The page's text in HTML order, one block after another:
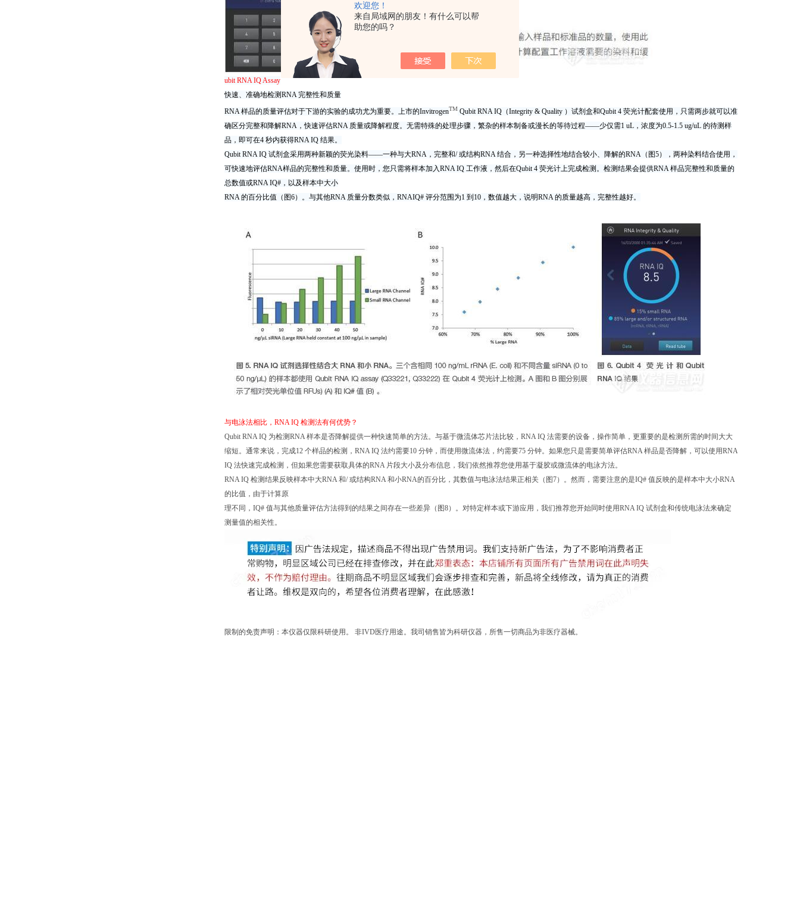
欢迎您！
来自局域网的朋友！有什么可以帮
助您的吗？
ubit RNA IQ Assay
快速、准确地检测RNA 完整性和质量
RNA 样品的质量评估对于下游的实验的成功尤为重要。上市的InvitrogenTM Qubit RNA IQ（Integrity & Quality ）试剂盒和Qubit 4 荧光计配套使用，只需两步就可以准
确区分完整和降解RNA，快速评估RNA 质量或降解程度。无需特殊的处理步骤，繁杂的样本制备或漫长的等待过程——少仅需1 uL，浓度为0.5-1.5 ug/uL 的待测样
品，即可在4 秒内获得RNA IQ 结果。
Qubit RNA IQ 试剂盒采用两种新颖的荧光染料——一种与大RNA，完整和/ 或结构RNA 结合，另一种选择性地结合较小、降解的RNA（图5），两种染料结合使用，
可快速地评估RNA样品的完整性和质量。使用时，您只需将样本加入RNA IQ 工作液，然后在Qubit 4 荧光计上完成检测。检测结果会提供RNA 样品完整性和质量的
总数值或RNA IQ#，以及样本中大小
RNA 的百分比值（图6）。与其他RNA 质量分数类似，RNAIQ# 评分范围为1 到10，数值越大，说明RNA 的质量越高，完整性越好。
与电泳法相比，RNA IQ 检测法有何优势？
Qubit RNA IQ 为检测RNA 样本是否降解提供一种快速简单的方法。与基于微流体芯片法比较，RNA IQ 法需要的设备，操作简单，更重要的是检测所需的时间大大
缩短。通常来说，完成12 个样品的检测，RNA IQ 法约需要10 分钟，而使用微流体法，约需要75 分钟。如果您只是需要简单评估RNA 样品是否降解，可以使用RNA
IQ 法快速完成检测，但如果您需要获取具体的RNA 片段大小及分布信息，我们依然推荐您使用基于凝胶或微流体的电泳方法。
RNA IQ 检测结果反映样本中大RNA 和/ 或结构RNA 和小RNA的百分比，其数值与电泳法结果正相关（图7）。然而，需要注意的是IQ# 值反映的是样本中大小RNA
的比值，由于计算原
理不同，IQ# 值与其他质量评估方法得到的结果之间存在一些差异（图8）。对特定样本或下游应用，我们推荐您开始同时使用RNA IQ 试剂盒和传统电泳法来确定
测量值的相关性。
限制的免责声明：本仪器仅限科研使用。 非IVD医疗用途。我司销售皆为科研仪器，所售一切商品为非医疗器械。